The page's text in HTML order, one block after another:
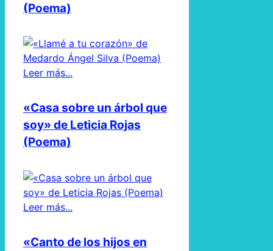
(Poema)
Leer más...
«Casa sobre un árbol que
soy» de Leticia Rojas
(Poema)
Leer más...
«Canto de los hijos en